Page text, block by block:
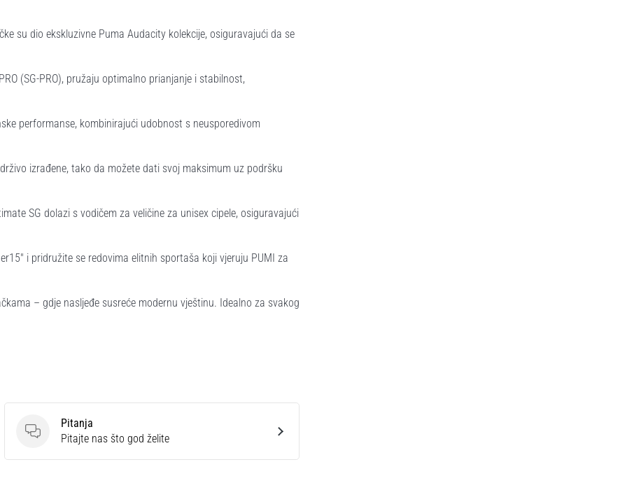
su dio ekskluzivne Puma Audacity kolekcije, osiguravajući da se
(SG-PRO), pružaju optimalno prianjanje i stabilnost,
performanse, kombinirajući udobnost s neusporedivom
izrađene, tako da možete dati svoj maksimum uz podršku
SG dolazi s vodičem za veličine za unisex cipele, osiguravajući
i pridružite se redovima elitnih sportaša koji vjeruju PUMI za
– gdje nasljeđe susreće modernu vještinu. Idealno za svakog
Pitanja
Pitanja
Pitajte nas što god želite